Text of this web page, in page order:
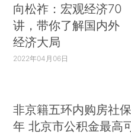
向松祚：宏观经济70
讲，带你了解国内外
经济大局
2022年04月06日
非京籍五环内购房社
年 北京市公积金最高